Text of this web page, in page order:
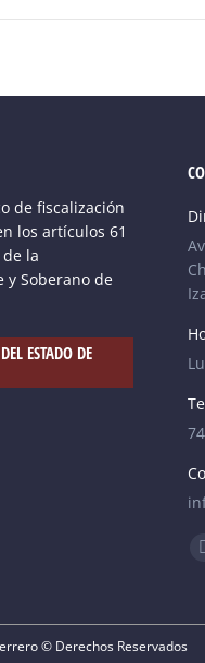
de fiscalización
los artículos 61
la
y Soberano de
ESTADO DE
© Derechos Reservados